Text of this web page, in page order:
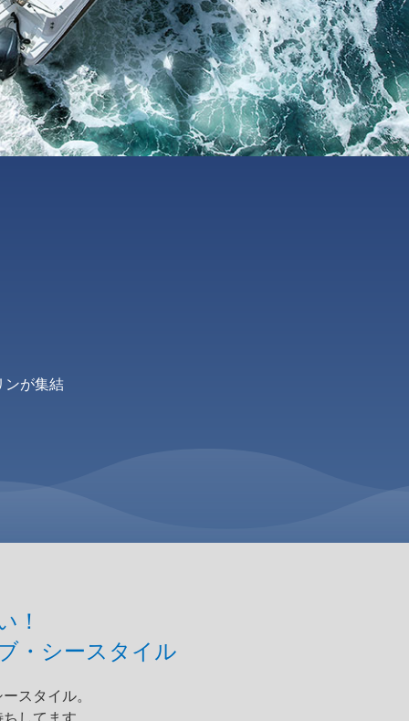
ンが集結
！
・シースタイル
スタイル。
してます